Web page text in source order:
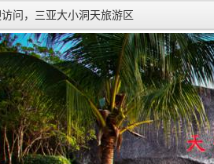
问，三亚大小洞天旅游区